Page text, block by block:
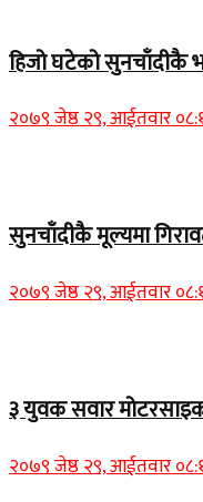
हिजो घटेको सुनचाँदीकै
२०७९ जेष्ठ २९, आईतवार
सुनचाँदीकै मूल्यमा
२०७९ जेष्ठ २९, आईतवार
३ युवक सवार
२०७९ जेष्ठ २९, आईतवार